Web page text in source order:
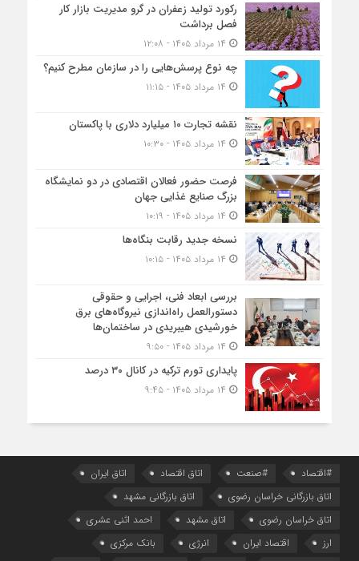
رکورد تولید زعفران در گرو مدیریت بازار کار
فصل برداشت
چه نوع پرسش‌هایی را در سازمان مطرح کنیم؟
نقشه تجارت ۱۰‌ میلیارد دلاری با پاکستان
فرصت حضور فعالان اقتصادی در دو نمایشگاه
بزرگ صنایع غذایی جهان
نسخه جدید رقابت‌ بنگاه‌ها
بررسی ابعاد فنی، اجرایی و حقوقی
دستورالعمل راه‌اندازی نیروگاه‌های برق
خورشیدی هیبریدی در ساختمان‌ها
پایداری تورم ترکیه در کانال ۳۰ درصد
#اقتصاد #صنعت اتاق اقتصاد
اتاق ایران
اتاق بازرگانی خراسان رضوی
اتاق بازرگانی مشهد
اتاق خراسان رضوی
اتاق مشهد
احمد اثنی عشری
ارز
اقتصاد ایران انرژی
بانک مرکزی